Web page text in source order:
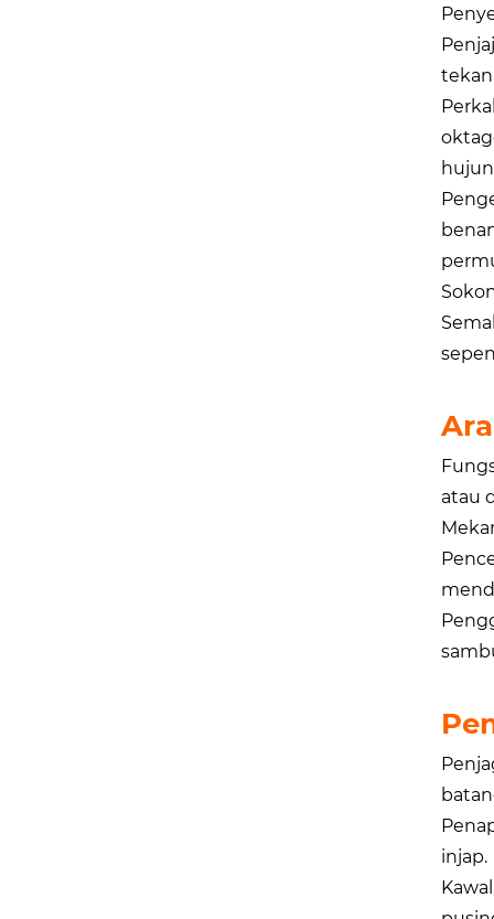
atau
injap.